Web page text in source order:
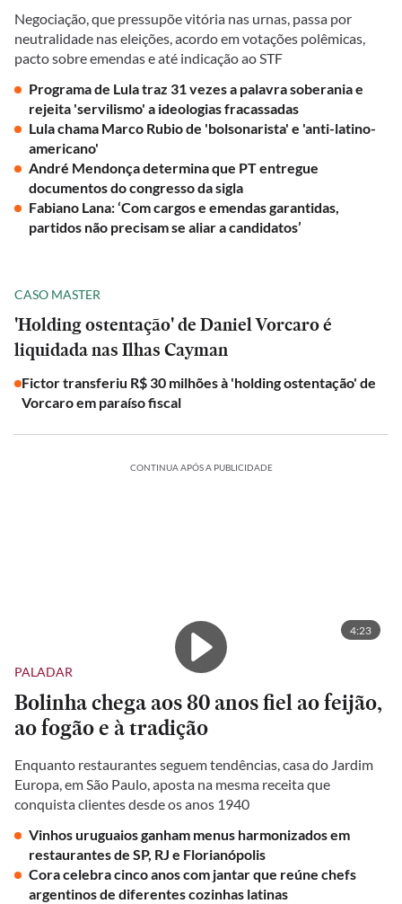
Negociação, que pressupõe vitória nas urnas, passa por
neutralidade nas eleições, acordo em votações polêmicas,
pacto sobre emendas e até indicação ao STF
Programa de Lula traz 31 vezes a palavra soberania e
rejeita 'servilismo' a ideologias fracassadas
Lula chama Marco Rubio de 'bolsonarista' e 'anti-latino-
americano'
André Mendonça determina que PT entregue
documentos do congresso da sigla
Fabiano Lana: ‘Com cargos e emendas garantidas,
partidos não precisam se aliar a candidatos’
CASO MASTER
'Holding ostentação' de Daniel Vorcaro é
liquidada nas Ilhas Cayman
Fictor transferiu R$ 30 milhões à 'holding ostentação' de
Vorcaro em paraíso fiscal
CONTINUA APÓS A PUBLICIDADE
4:23
PALADAR
Bolinha chega aos 80 anos fiel ao feijão,
ao fogão e à tradição
Enquanto restaurantes seguem tendências, casa do Jardim
Europa, em São Paulo, aposta na mesma receita que
conquista clientes desde os anos 1940
Vinhos uruguaios ganham menus harmonizados em
restaurantes de SP, RJ e Florianópolis
Cora celebra cinco anos com jantar que reúne chefs
argentinos de diferentes cozinhas latinas